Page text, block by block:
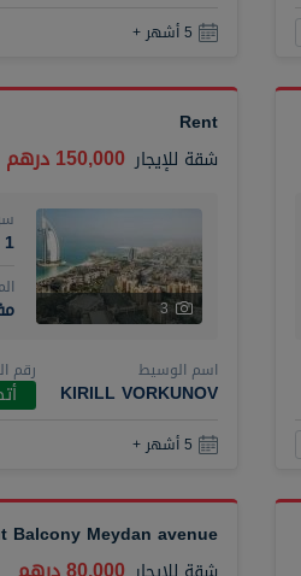
5 أشهر +
Rent
شقة للإيجار 150,000 درهم
3
1
اسم الوسيط
KIRILL VORKUNOV
رقم
5 أشهر +
Meydan avenue